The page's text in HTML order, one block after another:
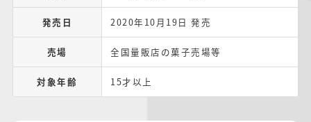
発売日 2020年10月19日 発売
売場 全国量販店の菓子売場等
対象年齢 15才以上